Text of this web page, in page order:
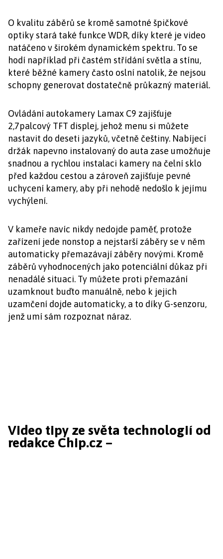
O kvalitu záběrů se kromě samotné špičkové
optiky stará také funkce WDR, díky které je video
natáčeno v širokém dynamickém spektru. To se
hodí například při častém střídání světla a stínu,
které běžné kamery často oslní natolik, že nejsou
schopny generovat dostatečně průkazný materiál.
Ovládání autokamery Lamax C9 zajišťuje
2,7palcový TFT displej, jehož menu si můžete
nastavit do deseti jazyků, včetně češtiny. Nabíjecí
držák napevno instalovaný do auta zase umožňuje
snadnou a rychlou instalaci kamery na čelní sklo
před každou cestou a zároveň zajišťuje pevné
uchycení kamery, aby při nehodě nedošlo k jejímu
vychýlení.
V kameře navíc nikdy nedojde paměť, protože
zařízení jede nonstop a nejstarší záběry se v něm
automaticky přemazávají záběry novými. Kromě
záběrů vyhodnocených jako potenciální důkaz při
nenadálé situaci. Ty můžete proti přemazání
uzamknout buďto manuálně, nebo k jejich
uzamčení dojde automaticky, a to díky G-senzoru,
jenž umí sám rozpoznat náraz.
Video tipy ze světa technologií od
redakce Chip.cz –